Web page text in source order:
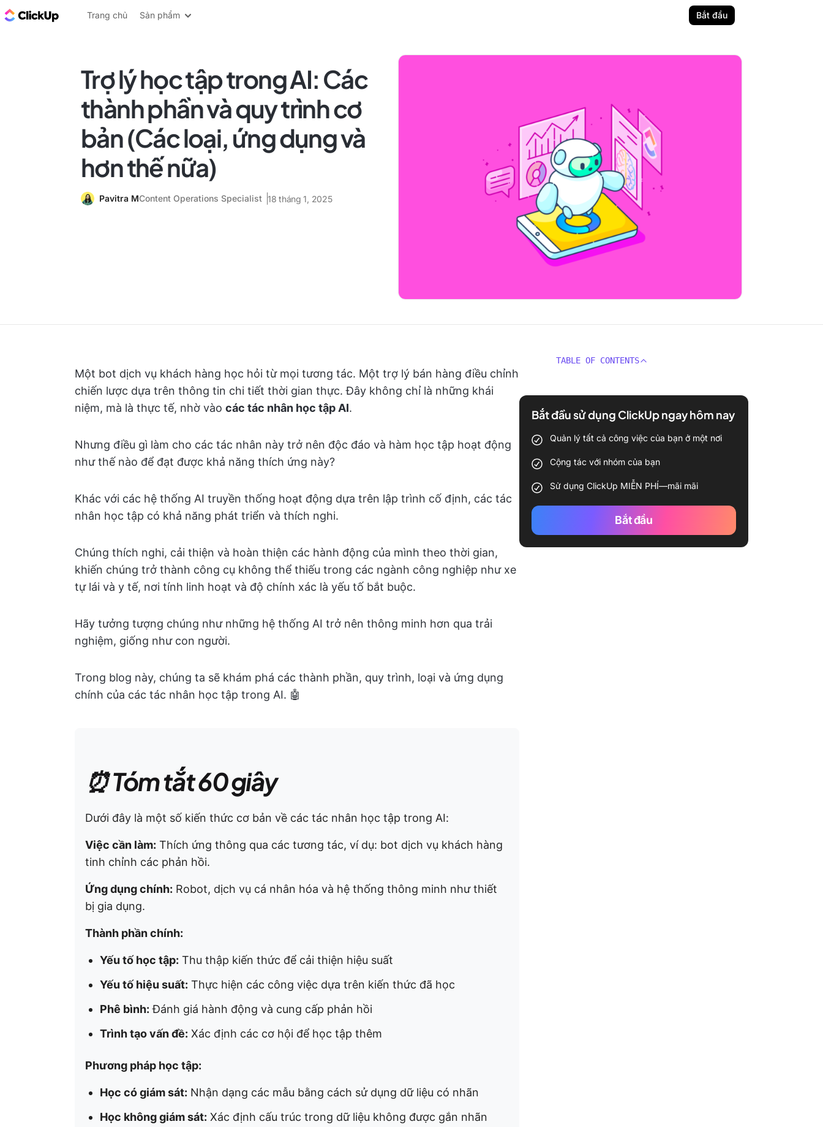
ClickUp Blog
Trang chủ Sản phẩm Bắt đầu
Trợ lý học tập trong AI: Các
thành phần và quy trình cơ
bản (Các loại, ứng dụng và
hơn thế nữa)
Pavitra MContent Operations Specialist 18 tháng 1, 2025
Một bot dịch vụ khách hàng học hỏi từ mọi tương tác. Một trợ lý bán hàng điều chỉnh
chiến lược dựa trên thông tin chi tiết thời gian thực. Đây không chỉ là những khái
niệm, mà là thực tế, nhờ vào các tác nhân học tập AI.
Nhưng điều gì làm cho các tác nhân này trở nên độc đáo và hàm học tập hoạt động
như thế nào để đạt được khả năng thích ứng này?
Khác với các hệ thống AI truyền thống hoạt động dựa trên lập trình cố định, các tác
nhân học tập có khả năng phát triển và thích nghi.
Chúng thích nghi, cải thiện và hoàn thiện các hành động của mình theo thời gian,
khiến chúng trở thành công cụ không thể thiếu trong các ngành công nghiệp như xe
tự lái và y tế, nơi tính linh hoạt và độ chính xác là yếu tố bắt buộc.
Hãy tưởng tượng chúng như những hệ thống AI trở nên thông minh hơn qua trải
nghiệm, giống như con người.
Trong blog này, chúng ta sẽ khám phá các thành phần, quy trình, loại và ứng dụng
chính của các tác nhân học tập trong AI. 🤖
⏰ Tóm tắt 60 giây
Dưới đây là một số kiến thức cơ bản về các tác nhân học tập trong AI:
Việc cần làm: Thích ứng thông qua các tương tác, ví dụ: bot dịch vụ khách hàng
tinh chỉnh các phản hồi.
Ứng dụng chính: Robot, dịch vụ cá nhân hóa và hệ thống thông minh như thiết
bị gia dụng.
Thành phần chính:
Yếu tố học tập: Thu thập kiến thức để cải thiện hiệu suất
Yếu tố hiệu suất: Thực hiện các công việc dựa trên kiến thức đã học
Phê bình: Đánh giá hành động và cung cấp phản hồi
Trình tạo vấn đề: Xác định các cơ hội để học tập thêm
Phương pháp học tập:
Học có giám sát: Nhận dạng các mẫu bằng cách sử dụng dữ liệu có nhãn
Học không giám sát: Xác định cấu trúc trong dữ liệu không được gắn nhãn
TABLE OF CONTENTS
Bắt đầu sử dụng ClickUp ngay hôm nay
Quản lý tất cả công việc của bạn ở một nơi
Cộng tác với nhóm của bạn
Sử dụng ClickUp MIỄN PHÍ—mãi mãi
Bắt đầu